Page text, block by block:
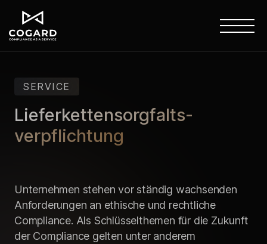
SERVICE
Lieferketten­sorgfalts­
verpflichtung
Unternehmen stehen vor ständig wachsenden
Anforderungen an ethische und rechtliche
Compliance. Als Schlüssel­themen für die Zukunft
der Compliance gelten unter anderem